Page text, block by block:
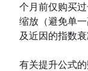
个月前仅购买
缩放（避免单
及近因的指数
有关提升公式